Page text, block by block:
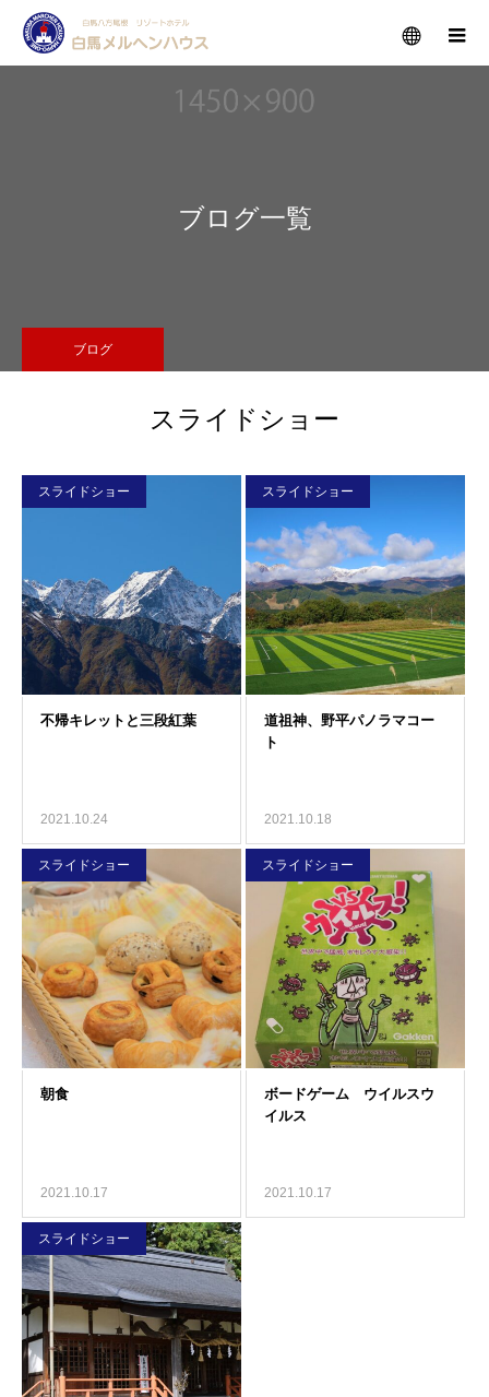
メニュー
ブログ一覧
ブログ
スライドショー
スライドショー
2021.10.24
スライドショー
2021.10.18
スライドショー
2021.10.17
スライドショー
2021.10.17
スライドショー